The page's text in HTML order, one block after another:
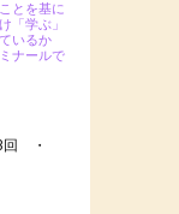
とを基に
「学ぶ」
いるか
ナールで
3回 ・